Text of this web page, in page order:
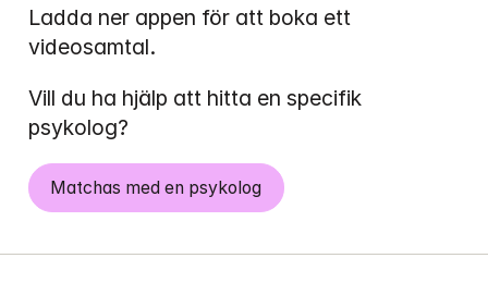
Ladda ner appen för att boka ett
videosamtal.
Vill du ha hjälp att hitta en specifik
psykolog?
Matchas med en psykolog